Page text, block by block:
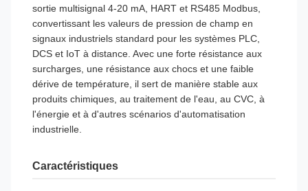
sortie multisignal 4-20 mA, HART et RS485 Modbus,
convertissant les valeurs de pression de champ en
signaux industriels standard pour les systèmes PLC,
DCS et IoT à distance. Avec une forte résistance aux
surcharges, une résistance aux chocs et une faible
dérive de température, il sert de manière stable aux
produits chimiques, au traitement de l'eau, au CVC, à
l'énergie et à d'autres scénarios d'automatisation
industrielle.
Caractéristiques